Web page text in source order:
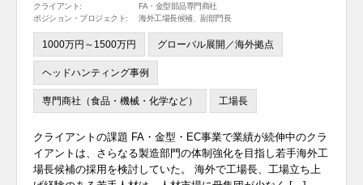
クライアント:
FA・金型部品専門商社
ポジション・プロジェクト:
海外工場長候補、副部門長
1000万円～1500万円 グローバル展開／海外拠点
ヘッドハンティング事例
専門商社（食品・機械・化学など） 工場長
クライアントの課題 FA・金型・EC事業で業績が続伸中のクラ
イアントは、さらなる製造部門の体制強化を目指し若手海外工
場長候補の採用を検討していた。 海外で工場長、工場立ち上